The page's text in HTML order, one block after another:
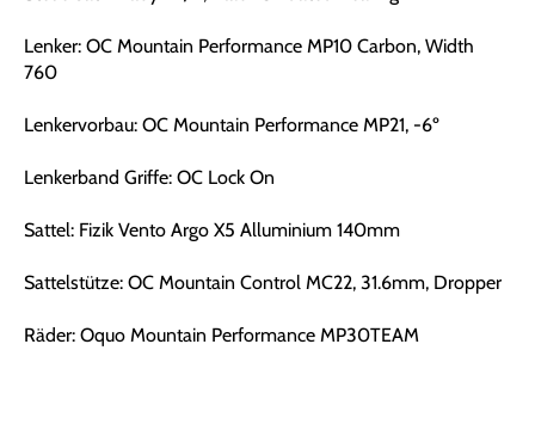
Lenker: OC Mountain Performance MP10 Carbon, Width
760
Lenkervorbau: OC Mountain Performance MP21, -6º
Lenkerband Griffe: OC Lock On
Sattel: Fizik Vento Argo X5 Alluminium 140mm
Sattelstütze: OC Mountain Control MC22, 31.6mm, Dropper
Räder: Oquo Mountain Performance MP30TEAM